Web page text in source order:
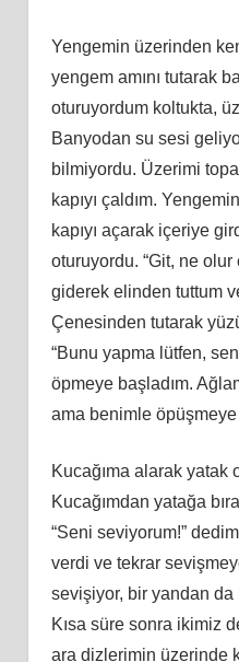
Yengemin üzerinden
yengem amını tutarak
oturuyordum koltukta,
Banyodan su sesi
bilmiyordu. Üzerimi
kapıyı çaldım.
kapıyı açarak içeriye
oturuyordu. “Git, ne olur
giderek elinden tuttum
Çenesinden tutarak
“Bunu yapma lütfen,
öpmeye başladım.
ama benimle
Kucağıma alarak yatak
Kucağımdan yatağa
“Seni seviyorum!”
verdi ve tekrar
sevişiyor, bir yandan
Kısa süre sonra ikimiz
ara dizlerimin üzerinde